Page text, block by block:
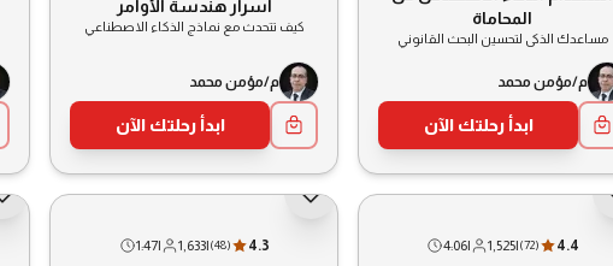
المحاماة
مساعدك الذكى لتحسين البحث القانوني
م/مؤمن محمد
ابدأ رحلتك الآن
أسرار هندسة الأوامر
كيف تتحدث مع نماذج الذكاء الاصطناعي
م/مؤمن محمد
ابدأ رحلتك الآن
4.4
(72)
|
1,525
|
4:06
4.3
(48)
|
1,633
|
1:47